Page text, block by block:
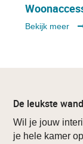
Bekijk meer
De leukste
Wil je jouw
je hele kamer